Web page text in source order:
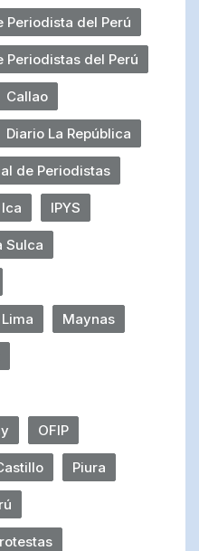
Periodista del Perú
Periodistas del Perú
Callao
Diario La República
de Periodistas
Ica IPYS
Sulca
Lima Maynas
OFIP
Piura